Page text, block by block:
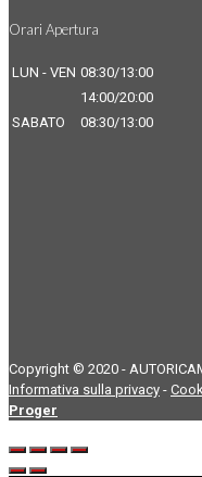
Orari Apertura
LUN - VEN 08:30/13:00
14:00/20:00
SABATO
08:30/13:00
Copyright © 2020 -
Informativa sulla privacy -
Proger